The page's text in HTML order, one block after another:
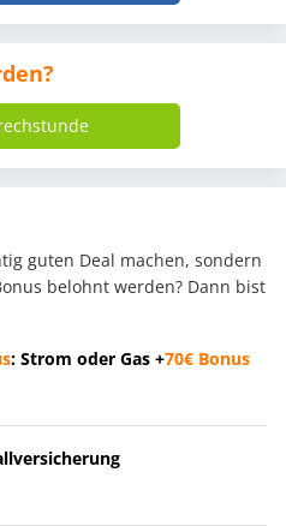
guten Deal machen, sondern
belohnt werden? Dann bist
: Strom oder Gas +70€ Bonus